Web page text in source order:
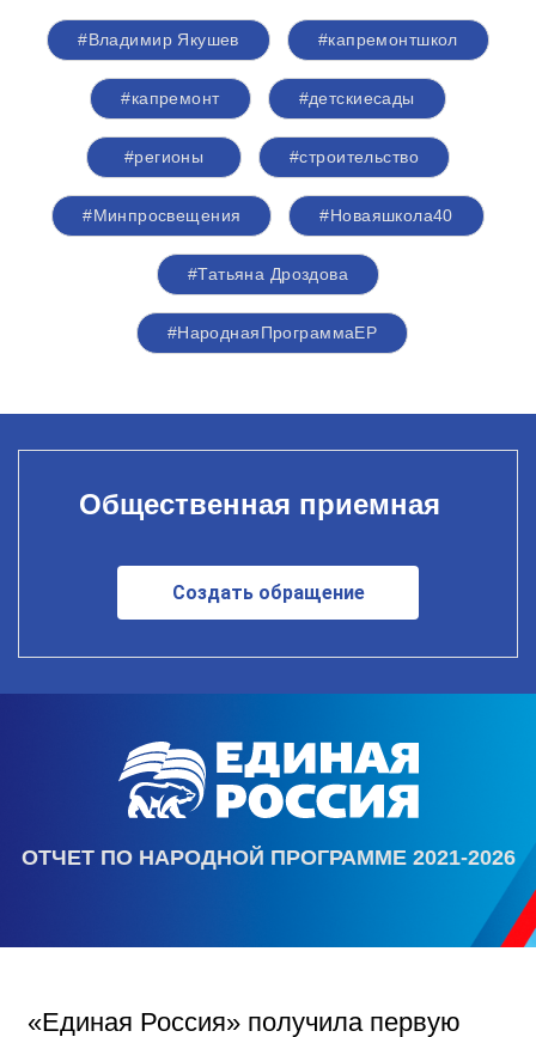
#Владимир Якушев #капремонтшкол
#капремонт #детскиесады
#регионы #строительство
#Минпросвещения #Новаяшкола40
#Татьяна Дроздова
#НароднаяПрограммаЕР
Общественная приемная
Создать обращение
ОТЧЕТ ПО НАРОДНОЙ ПРОГРАММЕ 2021-2026
«Единая Россия» получила первую